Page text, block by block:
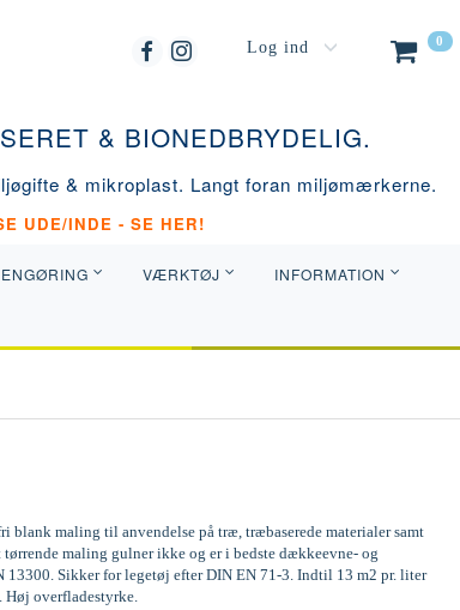
0
Log ind
& BIONEDBRYDELIG.
& mikroplast. Langt foran miljømærkerne.
UDE/INDE - SE HER!
VÆRKTØJ INFORMATION
maling til anvendelse på træ, træbaserede materialer samt
maling gulner ikke og er i bedste dækkeevne- og
13300. Sikker for legetøj efter DIN EN 71-3. Indtil 13 m2 pr. liter
Høj overfladestyrke.